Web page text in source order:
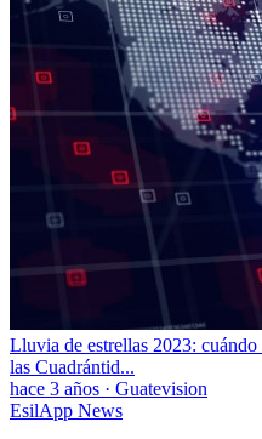
Lluvia de estrellas 2023:
las Cuadrántid...
hace 3 años · Guatevision
EsilApp News